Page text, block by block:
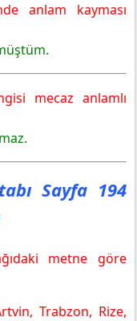
anlam kayması
mecaz anlamlı
Sayfa 194
metne göre
Trabzon, Rize,